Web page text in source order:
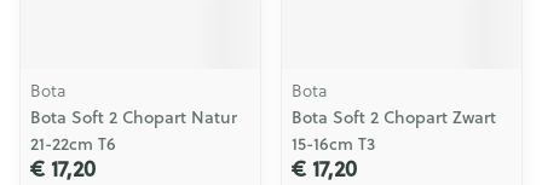
Bota
Bota Soft 2 Chopart Natur
21-22cm T6
€ 17,20
Bota
Bota Soft 2 Chopart Zwart
15-16cm T3
€ 17,20